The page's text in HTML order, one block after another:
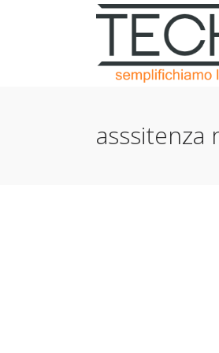
asssitenza